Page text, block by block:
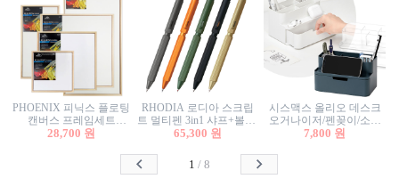
PHOENIX 피닉스 플로팅
캔버스 프레임세트
50x50cm/액자캔버스/인테
28,700 원
RHODIA 로디아 스크립
트 멀티펜 3in1 샤프+볼펜/
무광택 알루미늄 육각배
65,300 원
시스맥스 올리오 데스크
오거나이저/펜꽂이/소품
꽂이/소품함/정리함/수납
7,800 원
1 / 8